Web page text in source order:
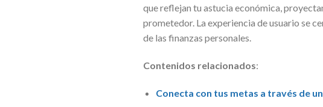
que reflejan tu astucia económica,
prometedor. La experiencia de usuario se
de las finanzas personales.
Contenidos relacionados:
Conecta con tus metas a través de